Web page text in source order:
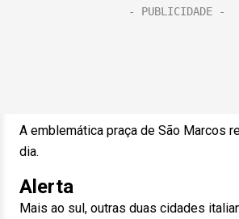
A emblemática praça de São Marcos
dia.
Alerta
Mais ao sul, outras duas cidades